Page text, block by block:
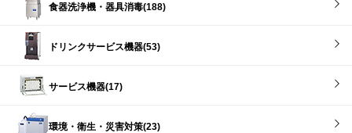
食器洗浄機・器具消毒(188)
ドリンクサービス機器(53)
サービス機器(17)
環境・衛生・災害対策(23)